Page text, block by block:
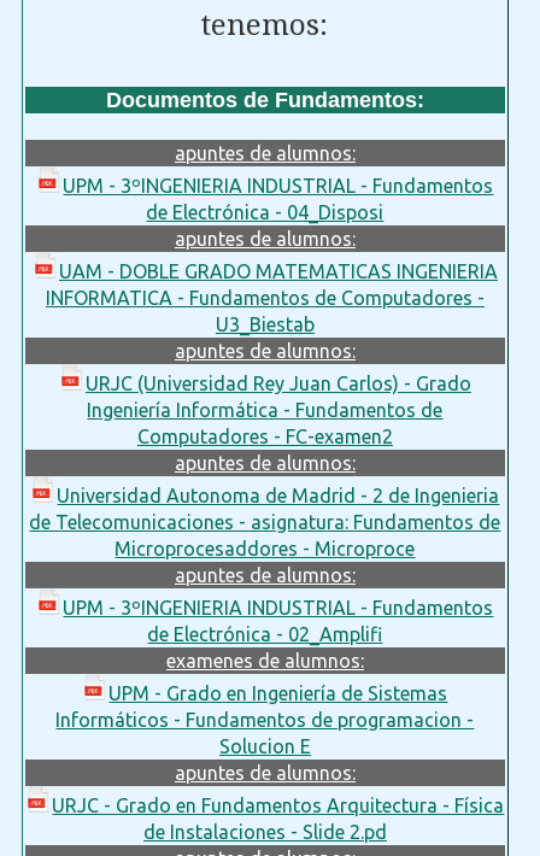
tenemos:
Documentos de Fundamentos:
apuntes de alumnos:
UPM - 3ºINGENIERIA INDUSTRIAL - Fundamentos
de Electrónica - 04_Disposi
apuntes de alumnos:
UAM - DOBLE GRADO MATEMATICAS INGENIERIA
INFORMATICA - Fundamentos de Computadores -
U3_Biestab
apuntes de alumnos:
URJC (Universidad Rey Juan Carlos) - Grado
Ingeniería Informática - Fundamentos de
Computadores - FC-examen2
apuntes de alumnos:
Universidad Autonoma de Madrid - 2 de Ingenieria
de Telecomunicaciones - asignatura: Fundamentos de
Microprocesaddores - Microproce
apuntes de alumnos:
UPM - 3ºINGENIERIA INDUSTRIAL - Fundamentos
de Electrónica - 02_Amplifi
examenes de alumnos:
UPM - Grado en Ingeniería de Sistemas
Informáticos - Fundamentos de programacion -
Solucion E
apuntes de alumnos:
URJC - Grado en Fundamentos Arquitectura - Física
de Instalaciones - Slide 2.pd